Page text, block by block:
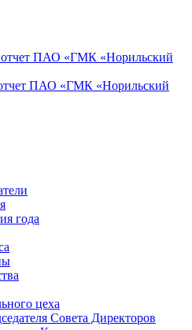
отчет ПАО «ГМК «Норильский
ПАО «ГМК «Норильский
года
цеха
Совета Директоров